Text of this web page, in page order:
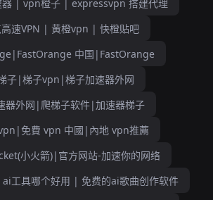
器 | vpn橙子 | expressvpn 搭建代理
高速VPN | 黄橙vpn | 快橙贴吧
中国|FastOrange
子|梯子vpn|梯子加速器外网
器外网|爬梯子软件|加速器梯子
免費 vpn 中國|內地 vpn推薦
小火箭)|官方网站-加速你的网络
工具哪个好用 | 免费的ai歌曲创作软件